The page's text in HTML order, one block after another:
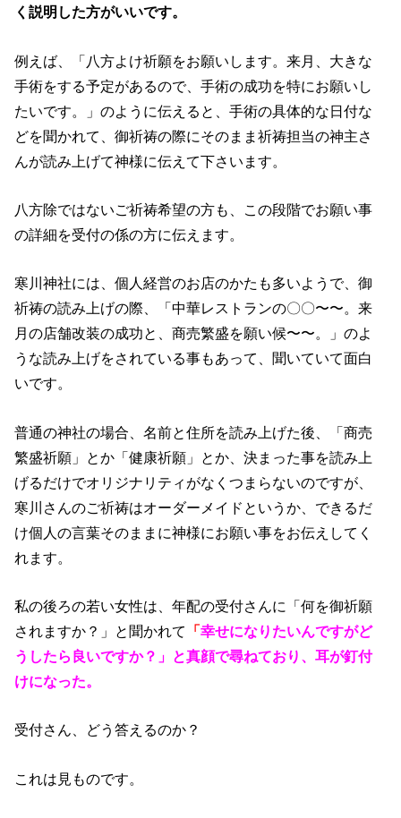
く説明した方がいいです。
例えば、「八方よけ祈願をお願いします。来月、大きな
手術をする予定があるので、手術の成功を特にお願いし
たいです。」のように伝えると、手術の具体的な日付な
どを聞かれて、御祈祷の際にそのまま祈祷担当の神主さ
んが読み上げて神様に伝えて下さいます。
八方除ではないご祈祷希望の方も、この段階でお願い事
の詳細を受付の係の方に伝えます。
寒川神社には、個人経営のお店のかたも多いようで、御
祈祷の読み上げの際、「中華レストランの〇〇〜〜。来
月の店舗改装の成功と、商売繁盛を願い候〜〜。」のよ
うな読み上げをされている事もあって、聞いていて面白
いです。
普通の神社の場合、名前と住所を読み上げた後、「商売
繁盛祈願」とか「健康祈願」とか、決まった事を読み上
げるだけでオリジナリティがなくつまらないのですが、
寒川さんのご祈祷はオーダーメイドというか、できるだ
け個人の言葉そのままに神様にお願い事をお伝えしてく
れます。
私の後ろの若い女性は、年配の受付さんに「何を御祈願
されますか？」と聞かれて
「幸せになりたいんですがど
うしたら良いですか？」と真顔で尋ねており、耳が釘付
けになった。
受付さん、どう答えるのか？
これは見ものです。